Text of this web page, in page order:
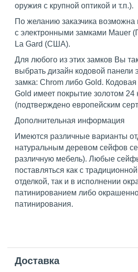
оружия с крупной оптикой и т.п.).
По желанию заказчика возможна
с электронными замками Mauer
La Gard (США).
Для любого из этих замков Вы
выбрать дизайн кодовой панели
замка: Chrom либо Gold.
Gold имеет покрытие золотом 24
(подтверждено европейским
Дополнительная информация
Имеются различные варианты
натуральным деревом сейфов
различную мебель). Любые
поставляться как с
отделкой, так и в исполнении
патинированием либо
патинирования.
Доставка